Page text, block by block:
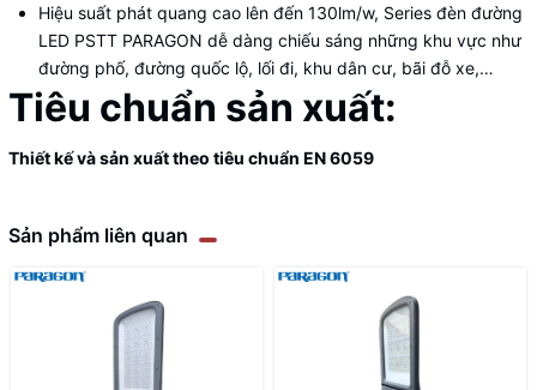
Hiệu suất phát quang cao lên đến 130lm/w, Series đèn đường
LED PSTT PARAGON dễ dàng chiếu sáng những khu vực như
đường phố, đường quốc lộ, lối đi, khu dân cư, bãi đỗ xe,…
Tiêu chuẩn sản xuất:
Thiết kế và sản xuất theo tiêu chuẩn EN 6059
Sản phẩm liên quan